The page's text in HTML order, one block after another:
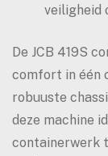
veiligheid
De JCB 419S
comfort in één
robuuste
deze machine
containerwerk